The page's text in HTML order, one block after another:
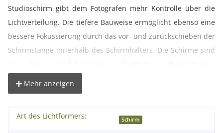
Studioschirm gibt dem Fotografen mehr Kontrolle über die
Lichtverteilung. Die tiefere Bauweise ermöglicht ebenso eine
bessere Fokussierung durch das vor- und zurückschieben der
Schirmstange innerhalb des Schirmhalters. Die Schirme sind
Studio. Der weiße Durchlichtschirm bewirkt weiches,
Mehr anzeigen
Art des Lichtformers: Schirm